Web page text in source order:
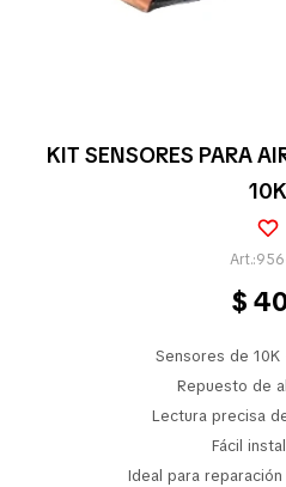
KIT SENSORES PARA
10K
$
Sensores de 10K
Repuesto de
Lectura precisa
Fácil
Ideal para
Limpieza vehícular